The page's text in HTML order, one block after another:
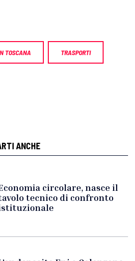
TOSCANA TRASPORTI
ANCHE
circolare, nasce il
tecnico di confronto